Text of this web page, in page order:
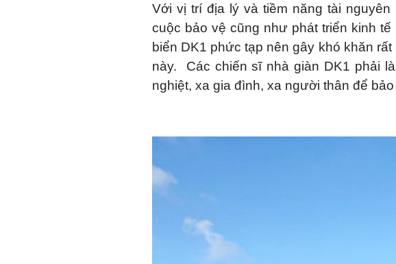
Với vị trí địa lý và tiềm năng tài
cuộc bảo vệ cũng như phát triển kinh
biển DK1 phức tạp nên gây khó khăn
này. Các chiến sĩ nhà giàn DK1 phải
nghiệt, xa gia đình, xa người thân để